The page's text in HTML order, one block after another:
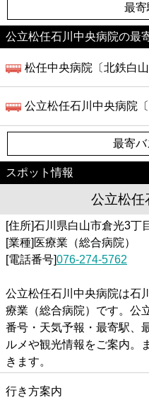
最
公立松任石川中央病院の最
松任中央病院〔北鉄白
公立松任石川中央病院
最寄
スポット情報
公立松任
[住所]石川県白山市倉光3丁
[業種]医療業（総合病院）
[電話番号]076-274-5762
公立松任石川中央病院は石
療業（総合病院）です。公
番号・天気予報・最寄駅、
ルメや観光情報をご案内。
きます。
行き方案内